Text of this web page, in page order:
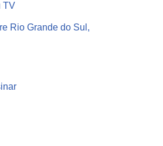
TV
Rio Grande do Sul,